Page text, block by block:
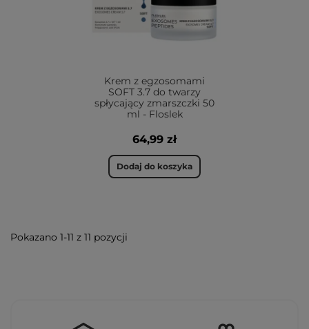
Krem z egzosomami
SOFT 3.7 do twarzy
spłycający zmarszczki 50
ml - Floslek
64,99 zł
Dodaj do koszyka
Pokazano 1-11 z 11 pozycji